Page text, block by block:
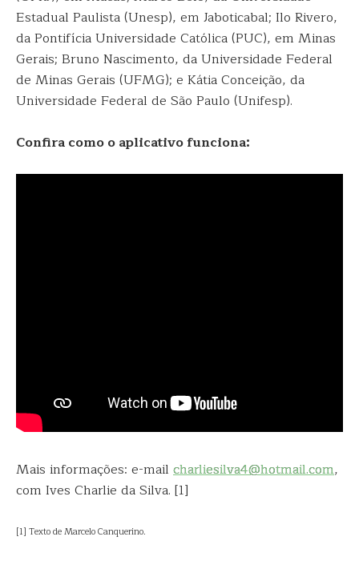
Estadual Paulista (Unesp), em Jaboticabal; Ilo Rivero,
da Pontifícia Universidade Católica (PUC), em Minas
Gerais; Bruno Nascimento, da Universidade Federal
de Minas Gerais (UFMG); e Kátia Conceição, da
Universidade Federal de São Paulo (Unifesp).
Confira como o aplicativo funciona:
Mais informações: e-mail charliesilva4@hotmail.com,
com Ives Charlie da Silva. [1]
[1] Texto de Marcelo Canquerino.